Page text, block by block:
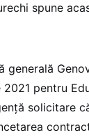
spune
generală
pentru
solicitare